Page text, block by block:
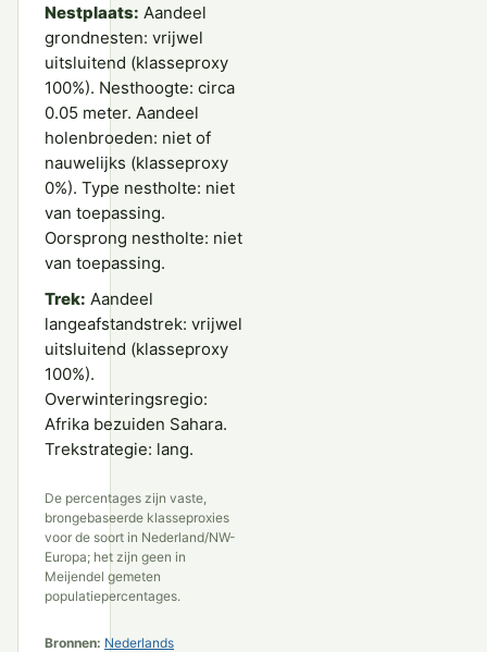
Nestplaats: Aandeel
grondnesten: vrijwel
uitsluitend (klasseproxy
100%). Nesthoogte: circa
0.05 meter. Aandeel
holenbroeden: niet of
nauwelijks (klasseproxy
0%). Type nestholte: niet
van toepassing.
Oorsprong nestholte: niet
van toepassing.
Trek: Aandeel
langeafstandstrek: vrijwel
uitsluitend (klasseproxy
100%).
Overwinteringsregio:
Afrika bezuiden Sahara.
Trekstrategie: lang.
De percentages zijn vaste,
brongebaseerde klasseproxies
voor de soort in Nederland/NW-
Europa; het zijn geen in
Meijendel gemeten
populatiepercentages.
Bronnen: Nederlands